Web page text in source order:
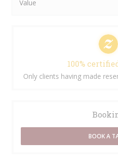
Value
100%
Only clients having made
BOOK A